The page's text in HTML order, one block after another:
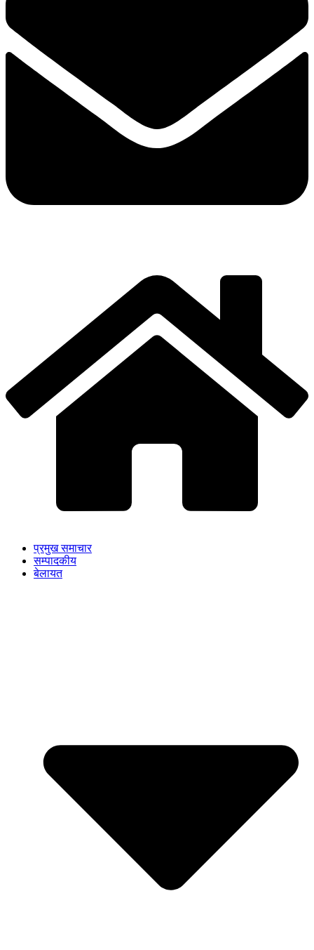
प्रमुख समाचार
सम्पादकीय
बेलायत